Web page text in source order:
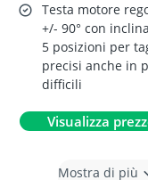
Testa motore
+/- 90° con
5 posizioni per
precisi anche in
difficili
Visualizza
Mostra di più